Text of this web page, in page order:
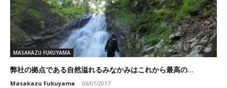
MASAKAZU FUKUYAMA
弊社の拠点である自然溢れるみなかみはこれから最高の...
Masakazu Fukuyama - 06/01/2017